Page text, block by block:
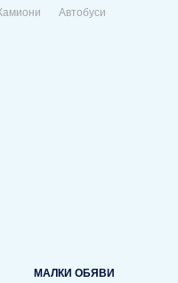
Автобуси
МАЛКИ ОБЯВИ